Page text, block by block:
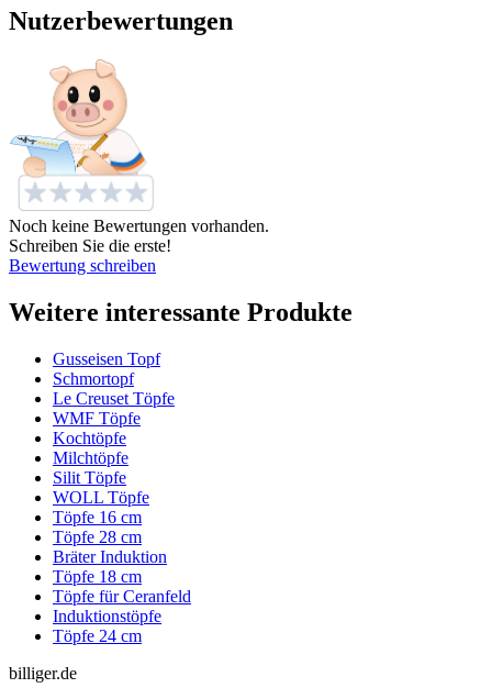
Nutzerbewertungen
Noch keine Bewertungen vorhanden.
Schreiben Sie die erste!
Bewertung schreiben
Weitere interessante Produkte
Gusseisen Topf
Schmortopf
Le Creuset Töpfe
WMF Töpfe
Kochtöpfe
Milchtöpfe
Silit Töpfe
WOLL Töpfe
Töpfe 16 cm
Töpfe 28 cm
Bräter Induktion
Töpfe 18 cm
Töpfe für Ceranfeld
Induktionstöpfe
Töpfe 24 cm
billiger.de